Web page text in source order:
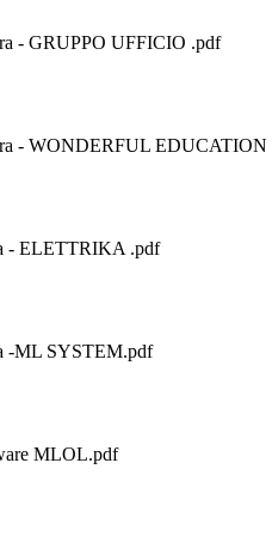
- GRUPPO UFFICIO .pdf
- WONDERFUL EDUCATION
- ELETTRIKA .pdf
-ML SYSTEM.pdf
MLOL.pdf